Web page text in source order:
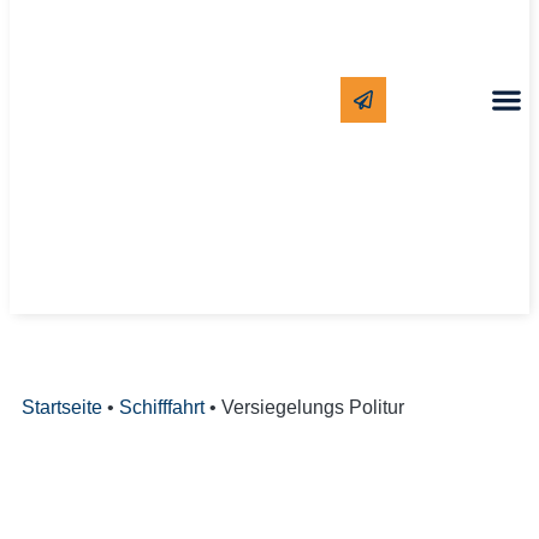
Startseite • Schifffahrt• Versiegelungs Politur